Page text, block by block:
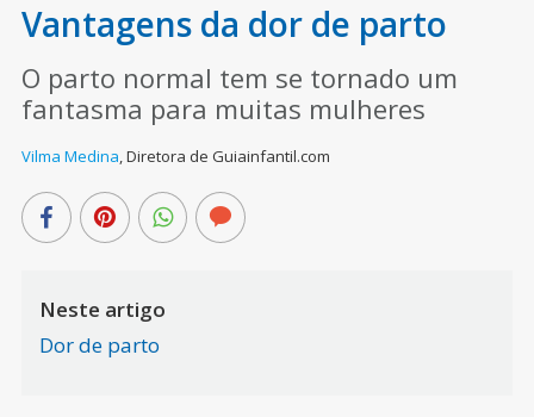
Vantagens da dor de parto
O parto normal tem se tornado um
fantasma para muitas mulheres
Vilma Medina,Diretora de Guiainfantil.com
Neste artigo
Dor de parto